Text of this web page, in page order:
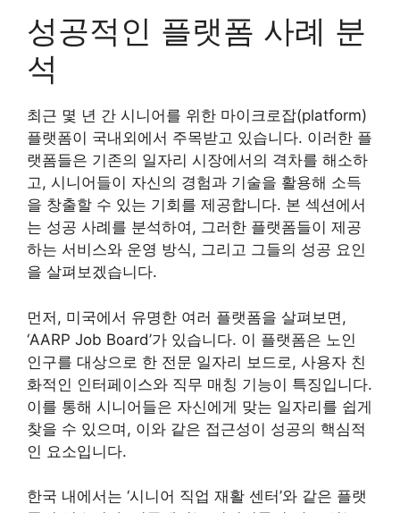
성공적인 플랫폼 사례 분
석
최근 몇 년 간 시니어를 위한 마이크로잡(platform)
플랫폼이 국내외에서 주목받고 있습니다. 이러한 플
랫폼들은 기존의 일자리 시장에서의 격차를 해소하
고, 시니어들이 자신의 경험과 기술을 활용해 소득
을 창출할 수 있는 기회를 제공합니다. 본 섹션에서
는 성공 사례를 분석하여, 그러한 플랫폼들이 제공
하는 서비스와 운영 방식, 그리고 그들의 성공 요인
을 살펴보겠습니다.
먼저, 미국에서 유명한 여러 플랫폼을 살펴보면,
‘AARP Job Board’가 있습니다. 이 플랫폼은 노인
인구를 대상으로 한 전문 일자리 보드로, 사용자 친
화적인 인터페이스와 직무 매칭 기능이 특징입니다.
이를 통해 시니어들은 자신에게 맞는 일자리를 쉽게
찾을 수 있으며, 이와 같은 접근성이 성공의 핵심적
인 요소입니다.
한국 내에서는 ‘시니어 직업 재활 센터’와 같은 플랫